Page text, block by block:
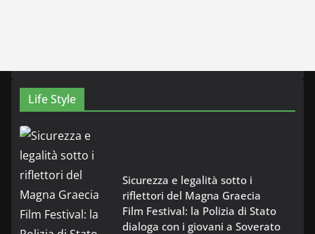
Life Style
Sicurezza e legalità sotto i
riflettori del Magna Graecia
Film Festival: la Polizia di Stato
dialoga con i giovani a Soverato